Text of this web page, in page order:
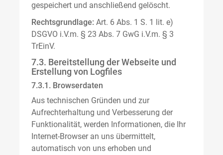
gespeichert und anschließend gelöscht.
Rechtsgrundlage: Art. 6 Abs. 1 S. 1 lit. e)
DSGVO i.V.m. § 23 Abs. 7 GwG i.V.m. § 3
TrEinV.
7.3. Bereitstellung der Webseite und
Erstellung von Logfiles
7.3.1. Browserdaten
Aus technischen Gründen und zur
Aufrechterhaltung und Verbesserung der
Funktionalität, werden Informationen, die Ihr
Internet-Browser an uns übermittelt,
automatisch von uns erhoben und